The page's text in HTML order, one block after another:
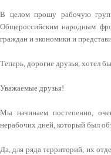
В целом прошу рабочую
Общероссийским народным
граждан и экономики и
Теперь, дорогие друзья, хотел
Уважаемые друзья!
Мы начинаем постепенно,
нерабочих дней, который был
Да, для ряда территорий, их